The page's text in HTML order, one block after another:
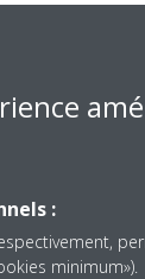
vie optimale.
:
minimum»).